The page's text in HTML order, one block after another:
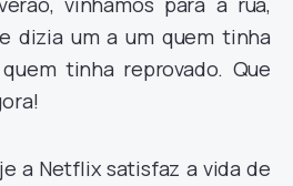
dizia um a um quem tinha
tinha reprovado. Que
a Netflix satisfaz a vida de